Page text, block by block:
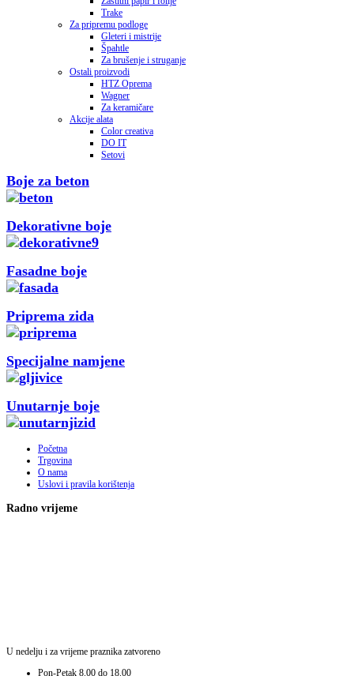
Trake
Za pripremu podloge
Gleteri i mistrije
Špahtle
Za brušenje i struganje
Ostali proizvodi
HTZ Oprema
Wagner
Za keramičare
Akcije alata
Color creativa
DO IT
Setovi
Boje za beton
Dekorativne boje
Fasadne boje
Priprema zida
Specijalne namjene
Unutarnje boje
Početna
Trgovina
O nama
Uslovi i pravila korištenja
Radno vrijeme
U nedelju i za vrijeme praznika zatvoreno
Pon-Petak 8.00 do 18.00